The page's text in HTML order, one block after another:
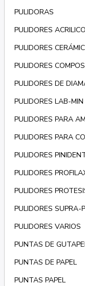
PULIDORAS
PULIDORES
PULIDORES
PULIDORES
PULIDORES DE
PULIDORES LAB-MIN
PULIDORES PARA
PULIDORES PARA
PULIDORES
PULIDORES
PULIDORES
PULIDORES SUPRA-
PULIDORES VARIOS
PUNTAS DE
PUNTAS DE PAPEL
PUNTAS PAPEL